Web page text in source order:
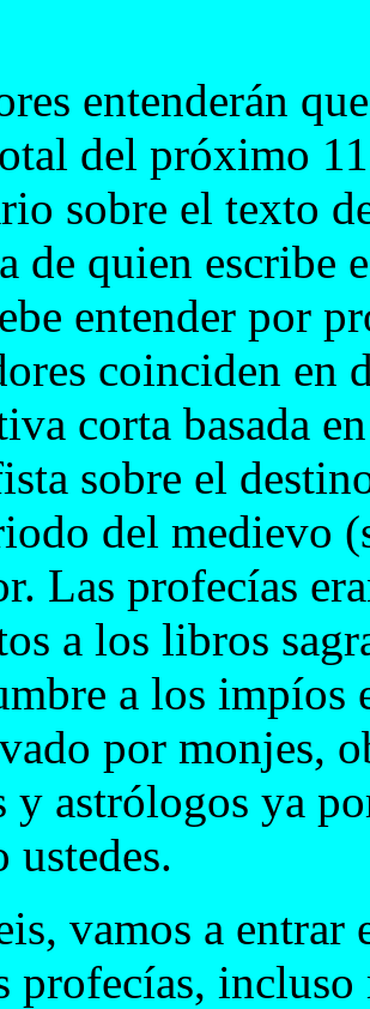
entenderán
del próximo
sobre el texto
de quien escribe
entender por
coinciden
corta basada
sobre el
del medievo
Las profecías
a los libros
a los impíos
por monjes,
y astrólogos ya
ustedes.
vamos a entrar
profecías,